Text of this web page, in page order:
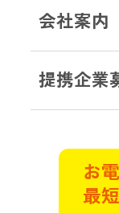
会社案内
提携企業
お
最短
初めての方へ
サービス
遺品整理遺